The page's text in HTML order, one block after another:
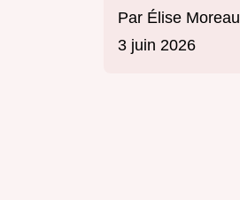
Par Élise Moreau
3 juin 2026